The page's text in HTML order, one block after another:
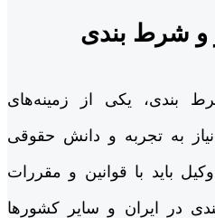
و شرط بندی
بندی، یکی از زمینه‌های
به تجربه و دانش حقوقی
باید با قوانین و مقررات
در ایران و سایر کشورها